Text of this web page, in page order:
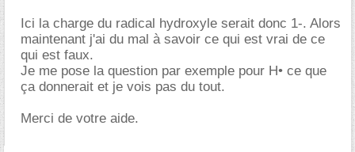
Ici la charge du radical hydroxyle serait donc 1-. Alors
maintenant j'ai du mal à savoir ce qui est vrai de ce
qui est faux.
Je me pose la question par exemple pour H• ce que
ça donnerait et je vois pas du tout.
Merci de votre aide.